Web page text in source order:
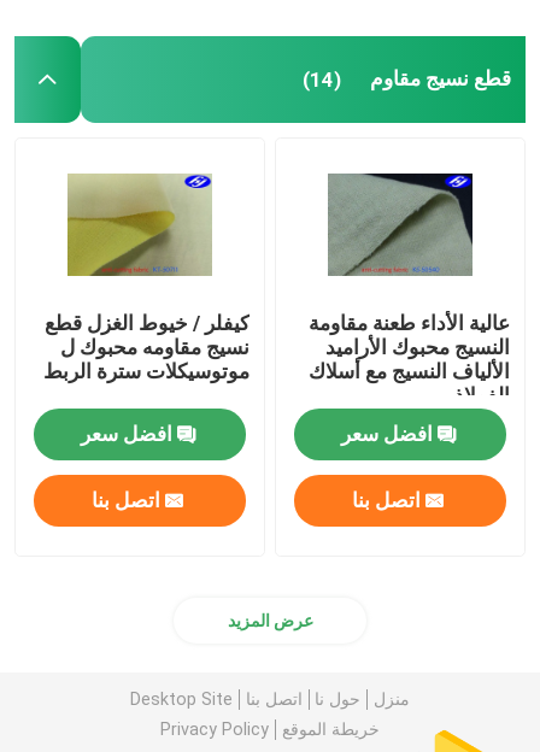
قطع نسيج مقاوم (14)
عالية الأداء طعنة مقاومة
النسيج محبوك الأراميد
الألياف النسيج مع أسلاك
الفولاذ
افضل سعر
اتصل بنا
كيفلر / خيوط الغزل قطع
نسيج مقاومه محبوك ل
موتوسيكلات سترة الربط
افضل سعر
اتصل بنا
عرض المزيد
منزل حول نا اتصل بنا
Desktop Site
خريطة الموقع
Privacy Policy